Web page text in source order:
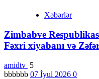
Xəbərlər
Zimbabve
Fəxri xiyabanı və
amidtv 5
bbbbbb 07 İyul 2026 0